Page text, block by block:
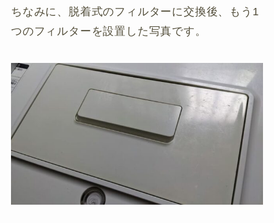
ちなみに、脱着式のフィルターに交換後、もう1
つのフィルターを設置した写真です。